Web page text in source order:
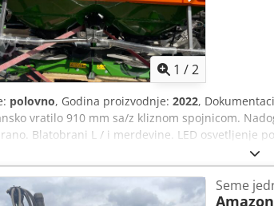
1 /2
polovno, Godina proizvodnje: 2022,
vratilo 910 mm sa/z kliznom spojnicom.
Blatobrani L / i merdevine. LED osvetljenje
Seme